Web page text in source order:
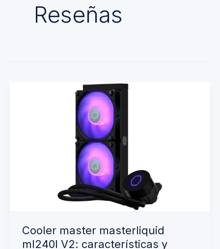
Reseñas
Cooler master masterliquid
ml240l V2: características y